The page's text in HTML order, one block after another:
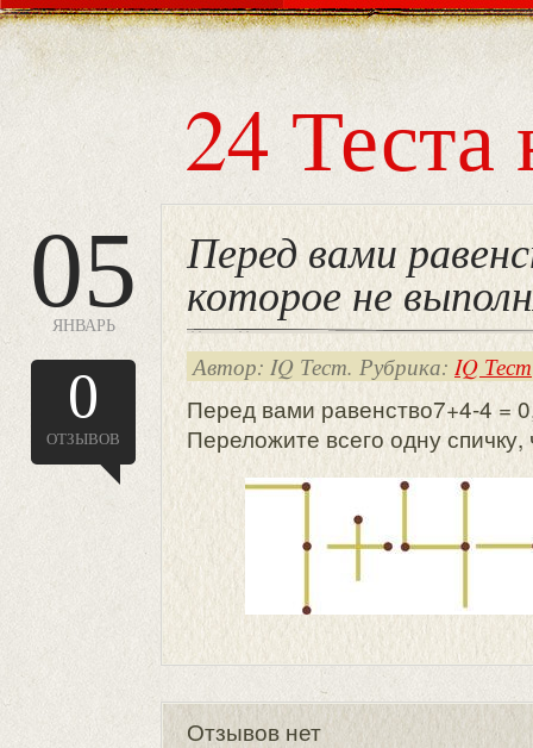
24 Теста
05
ЯНВАРЬ
0
ОТЗЫВОВ
Перед вами
которое не
Автор: IQ Тест. Рубрика: IQ Тест
Перед вами равенство7+4-4 =
Переложите всего одну
Отзывов нет